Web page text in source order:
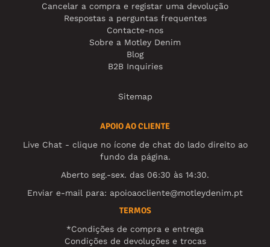
Cancelar a compra e registar uma devolução
Respostas a perguntas frequentes
Contacte-nos
Sobre a Motley Denim
Blog
B2B Inquiries
Sitemap
APOIO AO CLIENTE
Live Chat - clique no ícone de chat do lado direito ao
fundo da página.
Aberto seg.-sex. das 06:30 às 14:30.
Enviar e-mail para: apoioaocliente@motleydenim.pt
TERMOS
*Condições de compra e entrega
Condições de devoluções e trocas